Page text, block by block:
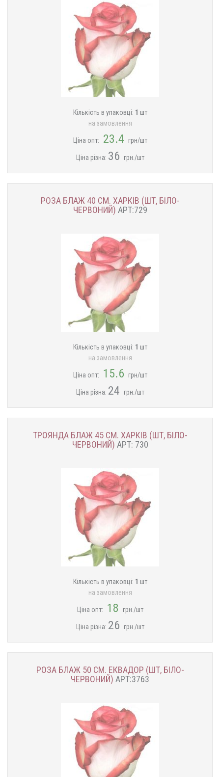
Кількість в упаковці: 1 шт
на замовлення
Ціна опт: 23.4 грн/шт
Ціна різна: 36 грн./шт
РОЗА БЛАЖ 40 СМ. ХАРКІВ (ШТ, БІЛО-
ЧЕРВОНИЙ) АРТ:729
Кількість в упаковці: 1 шт
на замовлення
Ціна опт: 15.6 грн/шт
Ціна різна: 24 грн./шт
ТРОЯНДА БЛАЖ 45 СМ. ХАРКІВ (ШТ, БІЛО-
ЧЕРВОНИЙ) АРТ: 730
Кількість в упаковці: 1 шт
на замовлення
Ціна опт: 18 грн./шт
Ціна різна: 26 грн./шт
РОЗА БЛАЖ 50 СМ. ЕКВАДОР (ШТ, БІЛО-
ЧЕРВОНИЙ) АРТ:3763